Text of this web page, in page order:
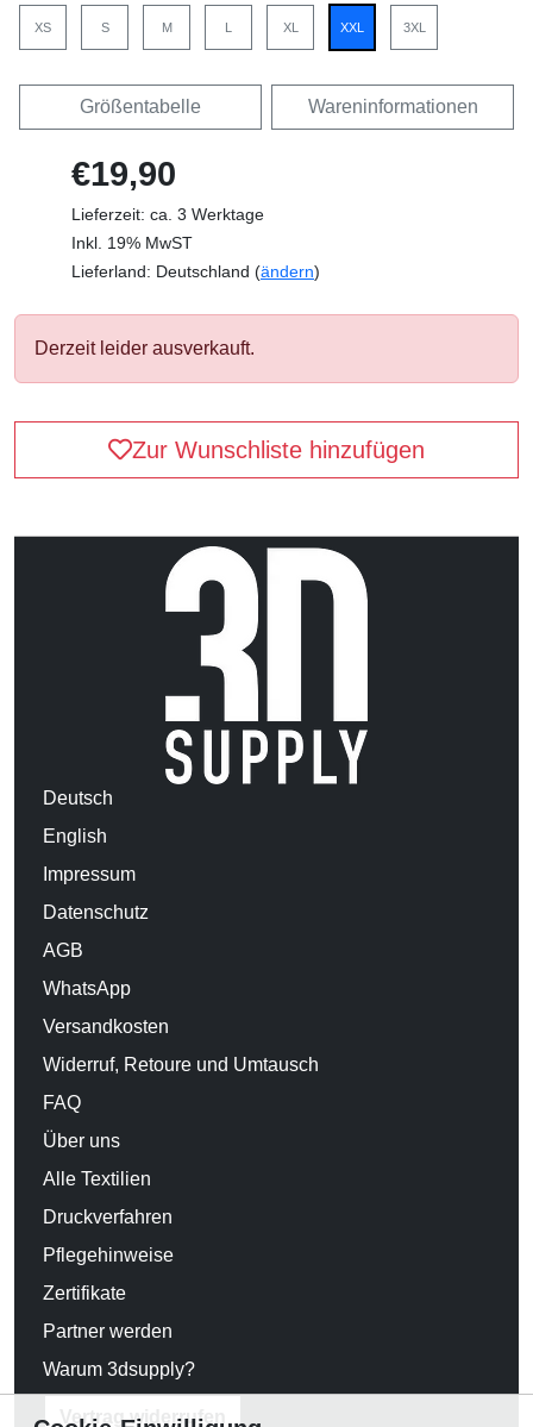
XS S M L XL XXL 3XL
Größentabelle Wareninformationen
€19,90
Lieferzeit: ca. 3 Werktage
Inkl. 19% MwST
Lieferland: Deutschland (ändern)
Derzeit leider ausverkauft.
Zur Wunschliste hinzufügen
Deutsch
English
Impressum
Datenschutz
AGB
WhatsApp
Versandkosten
Widerruf, Retoure und Umtausch
FAQ
Über uns
Alle Textilien
Druckverfahren
Pflegehinweise
Zertifikate
Partner werden
Warum 3dsupply?
Vertrag widerrufen